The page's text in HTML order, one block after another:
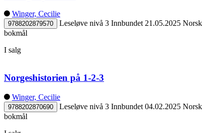
Winger, Cecilie
9788202879570 Leseløve nivå 3 Innbundet 21.05.2025 Norsk
bokmål
I salg
Norgeshistorien på 1-2-3
Winger, Cecilie
9788202870690 Leseløve nivå 3 Innbundet 04.02.2025 Norsk
bokmål